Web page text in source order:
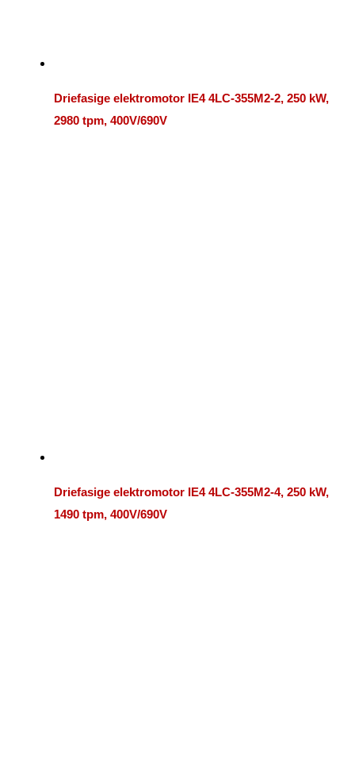
Driefasige elektromotor IE4 4LC-355M2-2, 250 kW,
2980 tpm, 400V/690V
Driefasige elektromotor IE4 4LC-355M2-4, 250 kW,
1490 tpm, 400V/690V